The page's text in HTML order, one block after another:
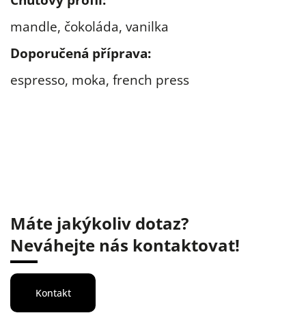
mandle, čokoláda, vanilka
Doporučená příprava:
espresso, moka, french press
Máte jakýkoliv dotaz?
Neváhejte nás kontaktovat!
Kontakt